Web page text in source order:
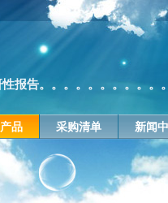
报告。。。。。。。。。。
品 采购清单 新闻